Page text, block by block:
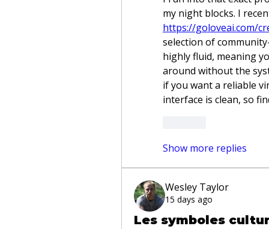
https://goloveai.com/
selection of
highly fluid, meaning
around without the
if you want a reliable
interface is clean, so
Show more replies
Wesley Taylor
15 days ago
Les symboles